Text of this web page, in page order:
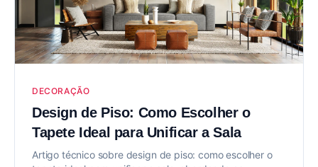
DECORAÇÃO
Design de Piso: Como Escolher o
Tapete Ideal para Unificar a Sala
Artigo técnico sobre design de piso: como escolher o